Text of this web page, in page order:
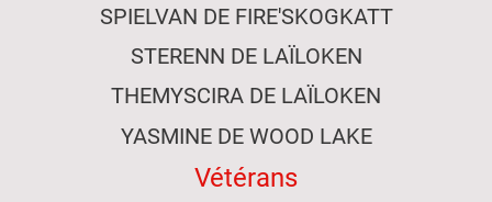
SPIELVAN DE FIRE'SKOGKATT
STERENN DE LAÏLOKEN
THEMYSCIRA DE LAÏLOKEN
YASMINE DE WOOD LAKE
Vétérans